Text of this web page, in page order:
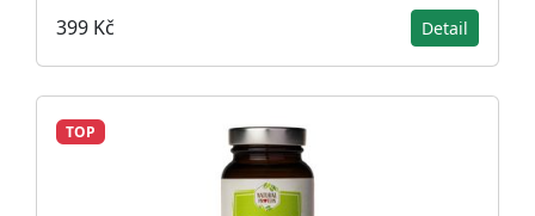
399 Kč Detail
TOP